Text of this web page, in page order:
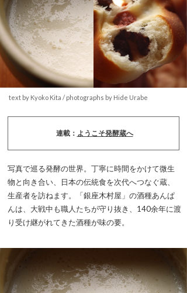
text by Kyoko Kita / photographs by Hide Urabe
連載： ようこそ発酵蔵へ
写真で巡る発酵の世界。丁寧に時間をかけて微生
物と向き合い、日本の伝統食を次代へつなぐ蔵、
生産者を訪ねます。「銀座木村屋」の酒種あんぱ
んは、大戦中も職人たちが守り抜き、140余年に渡
り受け継がれてきた酒種が味の要。